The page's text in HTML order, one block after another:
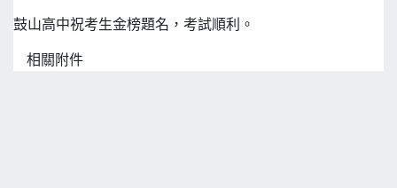
鼓山高中祝考生金榜題名，考試順利。
相關附件